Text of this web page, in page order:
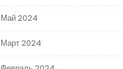
Май 2024
Март 2024